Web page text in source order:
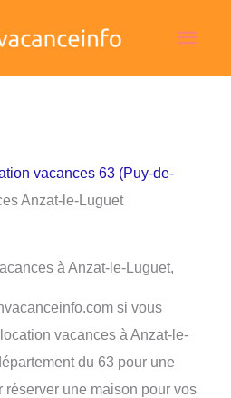
vacances 63 (Puy-de-
Anzat-le-Luguet
à Anzat-le-Luguet,
si vous
vacances à Anzat-le-
du 63 pour une
une maison pour vos